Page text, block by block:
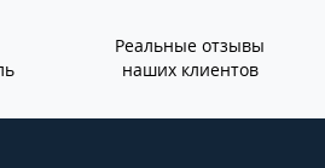
Реальные отзывы
наших клиентов